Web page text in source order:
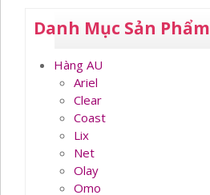
Danh Mục Sản Phẩm
Hàng AU
Ariel
Clear
Coast
Lix
Net
Olay
Omo